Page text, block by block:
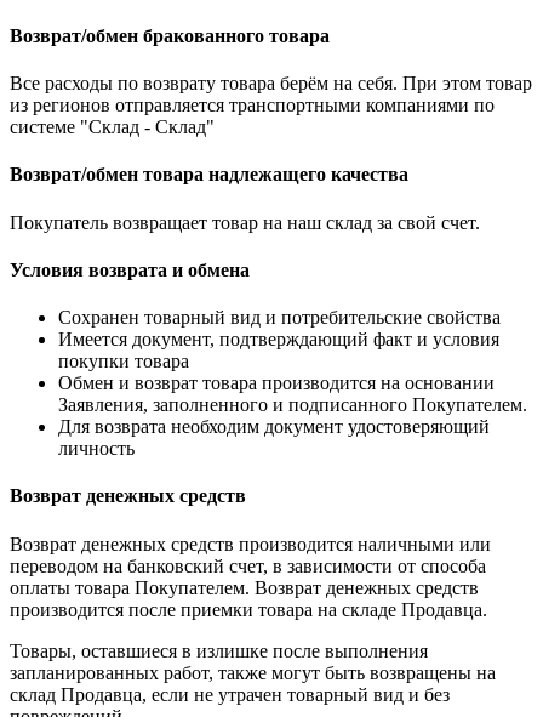
Возврат/обмен бракованного товара
Все расходы по возврату товара берём на себя. При этом товар
из регионов отправляется транспортными компаниями по
системе "Склад - Склад"
Возврат/обмен товара надлежащего качества
Покупатель возвращает товар на наш склад за свой счет.
Условия возврата и обмена
Cохранен товарный вид и потребительские свойства
Имеется документ, подтверждающий факт и условия
покупки товара
Обмен и возврат товара производится на основании
Заявления, заполненного и подписанного Покупателем.
Для возврата необходим документ удостоверяющий
личность
Возврат денежных средств
Возврат денежных средств производится наличными или
переводом на банковский счет, в зависимости от способа
оплаты товара Покупателем. Возврат денежных средств
производится после приемки товара на складе Продавца.
Товары, оставшиеся в излишке после выполнения
запланированных работ, также могут быть возвращены на
склад Продавца, если не утрачен товарный вид и без